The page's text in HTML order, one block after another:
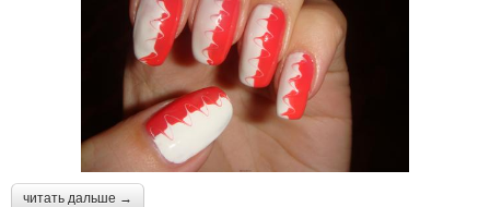
читать дальше →